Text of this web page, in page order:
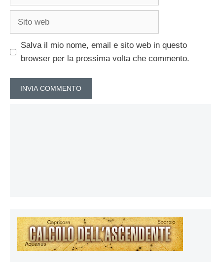
Sito
Salva il mio nome, email e sito web in questo
browser per la prossima volta che commento.